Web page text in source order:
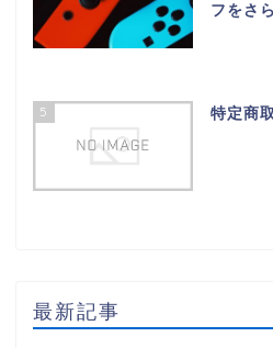
フをさ
5 特定商
最新記事